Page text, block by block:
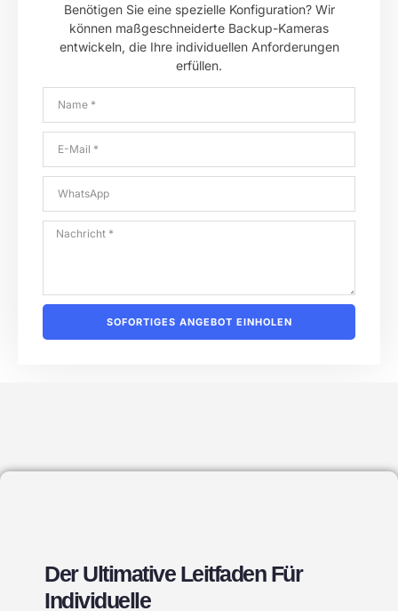
Benötigen Sie eine spezielle Konfiguration? Wir
können maßgeschneiderte Backup-Kameras
entwickeln, die Ihre individuellen Anforderungen
erfüllen.
SOFORTIGES ANGEBOT EINHOLEN
Der Ultimative Leitfaden Für
Individuelle